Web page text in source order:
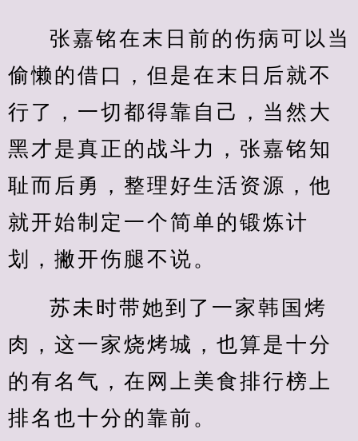
张嘉铭在末日前的伤病可以当
偷懒的借口，但是在末日后就不
行了，一切都得靠自己，当然大
黑才是真正的战斗力，张嘉铭知
耻而后勇，整理好生活资源，他
就开始制定一个简单的锻炼计
划，撇开伤腿不说。
苏未时带她到了一家韩国烤
肉，这一家烧烤城，也算是十分
的有名气，在网上美食排行榜上
排名也十分的靠前。